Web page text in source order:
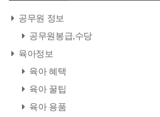
공무원 정보
공무원봉급,수당
육아정보
육아 혜택
육아 꿀팁
육아 용품